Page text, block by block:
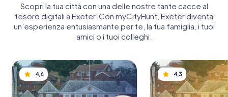
Scopri la tua città con una delle nostre tante cacce al
tesoro digitali a Exeter. Con myCityHunt, Exeter diventa
un’esperienza entusiasmante per te, la tua famiglia, i tuoi
amici o i tuoi colleghi.
4,6 4,3